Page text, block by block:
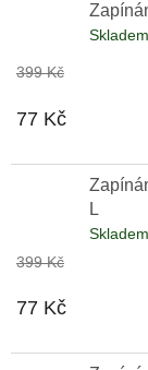
Skladem
399 Kč
77 Kč
L
Skladem
399 Kč
77 Kč